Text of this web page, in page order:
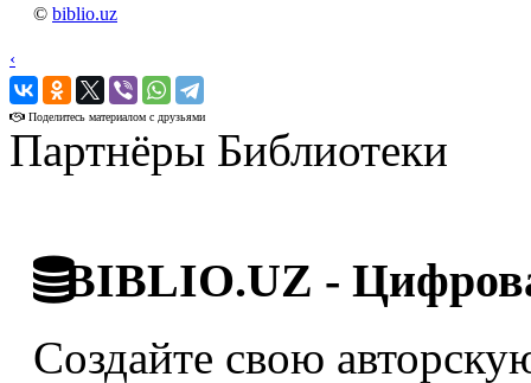
© biblio.uz
‹
›
Поделитесь материалом с друзьями
Партнёры Библиотеки
BIBLIO.UZ -
Создайте свою